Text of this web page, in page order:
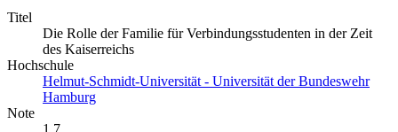
Titel
Die Rolle der Familie für Verbindungsstudenten in der Zeit
des Kaiserreichs
Hochschule
Helmut-Schmidt-Universität - Universität der Bundeswehr
Hamburg
Note